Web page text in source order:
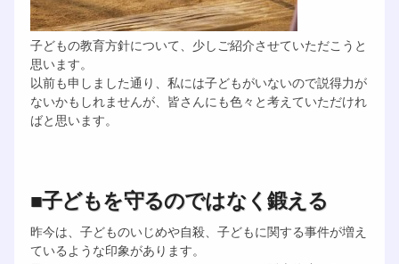
子どもの教育方針について、少しご紹介させていただこうと
思います。
以前も申しました通り、私には子どもがいないので説得力が
ないかもしれませんが、皆さんにも色々と考えていただけれ
ばと思います。
■子どもを守るのではなく鍛える
昨今は、子どものいじめや自殺、子どもに関する事件が増え
ているような印象があります。